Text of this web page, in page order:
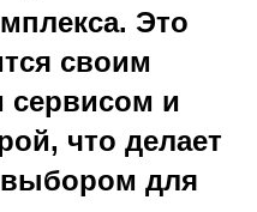
Это
своим
сервисом и
что делает
для